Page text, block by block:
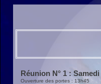
Réunion N° 1 :
Ouverture des portes : 13h45